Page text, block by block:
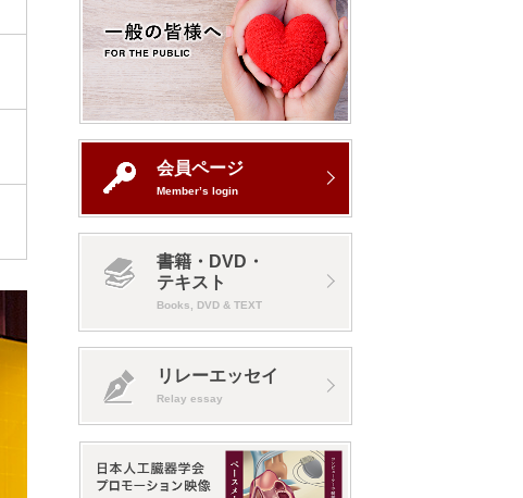
会員ページ
Member’s login
書籍・DVD・
テキスト
Books, DVD & TEXT
リレーエッセイ
Relay essay